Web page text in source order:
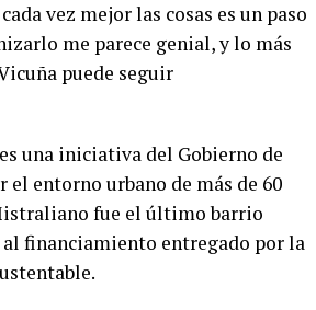
vez mejor las cosas es un paso
me parece genial, y lo más
puede seguir
una iniciativa del Gobierno de
entorno urbano de más de 60
fue el último barrio
al financiamiento entregado por la